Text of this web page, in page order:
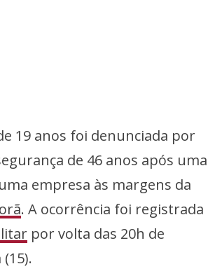
19 anos foi denunciada por
de 46 anos após uma
empresa às margens da
. A ocorrência foi registrada
por volta das 20h de